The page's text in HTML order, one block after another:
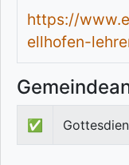
https://
ellhofen-
✅